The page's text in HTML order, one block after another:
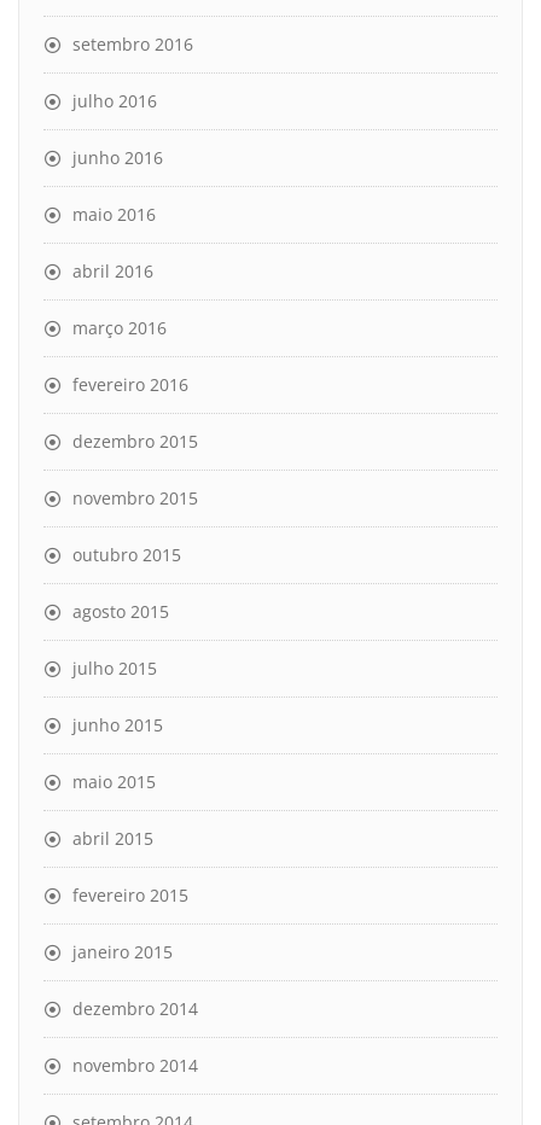
setembro 2016
julho 2016
junho 2016
maio 2016
abril 2016
março 2016
fevereiro 2016
dezembro 2015
novembro 2015
outubro 2015
agosto 2015
julho 2015
junho 2015
maio 2015
abril 2015
fevereiro 2015
janeiro 2015
dezembro 2014
novembro 2014